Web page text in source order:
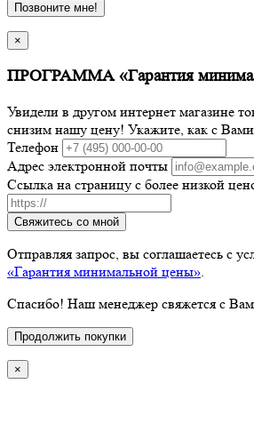
Позвоните мне!
×
ПРОГРАММА «Гарантия
Увидели в другом интернет магазине
снизим нашу цену! Укажите, как с Вами
Телефон
Адрес электронной почты
Ссылка на страницу с более низкой
Свяжитесь со мной
Отправляя запрос, вы соглашаетесь с
«Гарантия минимальной цены»
Спасибо! Наш менеджер свяжется с
Продолжить покупки
×